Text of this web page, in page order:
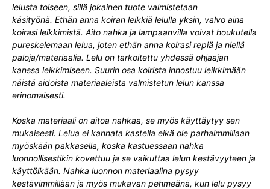
lelusta toiseen, sillä jokainen tuote valmistetaan
käsityönä. Ethän anna koiran leikkiä lelulla yksin, valvo aina
koirasi leikkimistä. Aito nahka ja lampaanvilla voivat houkutella
pureskelemaan lelua, joten ethän anna koirasi repiä ja niellä
paloja/materiaalia. Lelu on tarkoitettu yhdessä ohjaajan
kanssa leikkimiseen. Suurin osa koirista innostuu leikkimään
näistä aidoista materiaaleista valmistetun lelun kanssa
erinomaisesti.
Koska materiaali on aitoa nahkaa, se myös käyttäytyy sen
mukaisesti. Lelua ei kannata kastella eikä ole parhaimmillaan
myöskään pakkasella, koska kastuessaan nahka
luonnollisestikin kovettuu ja se vaikuttaa lelun kestävyyteen ja
käyttöikään. Nahka luonnon materiaalina pysyy
kestävimmillään ja myös mukavan pehmeänä, kun lelu pysyy